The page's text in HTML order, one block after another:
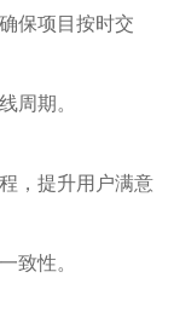
保项目按时交
周期。
，提升用户满意
致性。